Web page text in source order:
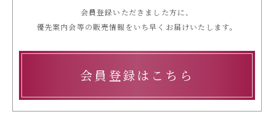
会員登録いただきました方に、
優先案内会等の販売情報をいち早くお届けいたします。
会員登録はこちら